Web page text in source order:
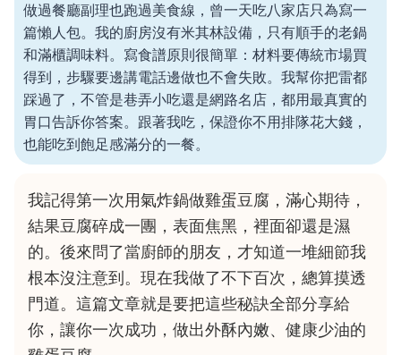
做過餐廳副理也跑過美食線，曾一天吃八家店只為寫一
篇懶人包。我的廚房沒有米其林設備，只有順手的老鍋
和滿櫃調味料。寫食譜原則很簡單：材料要傳統市場買
得到，步驟要邊講電話邊做也不會失敗。我幫你把雷都
踩過了，不管是巷弄小吃還是網路名店，都用最真實的
胃口告訴你答案。跟著我吃，保證你不用排隊花大錢，
也能吃到飽足感滿分的一餐。
我記得第一次用氣炸鍋做雞蛋豆腐，滿心期待，
結果豆腐碎成一團，表面焦黑，裡面卻還是濕
的。後來問了當廚師的朋友，才知道一堆細節我
根本沒注意到。現在我做了不下百次，總算摸透
門道。這篇文章就是要把這些秘訣全部分享給
你，讓你一次成功，做出外酥內嫩、健康少油的